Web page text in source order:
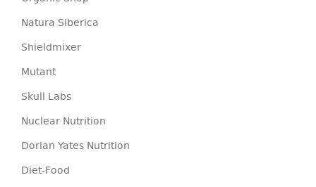
Natura Siberica
Shieldmixer
Mutant
Skull Labs
Nuclear Nutrition
Dorian Yates Nutrition
Diet-Food